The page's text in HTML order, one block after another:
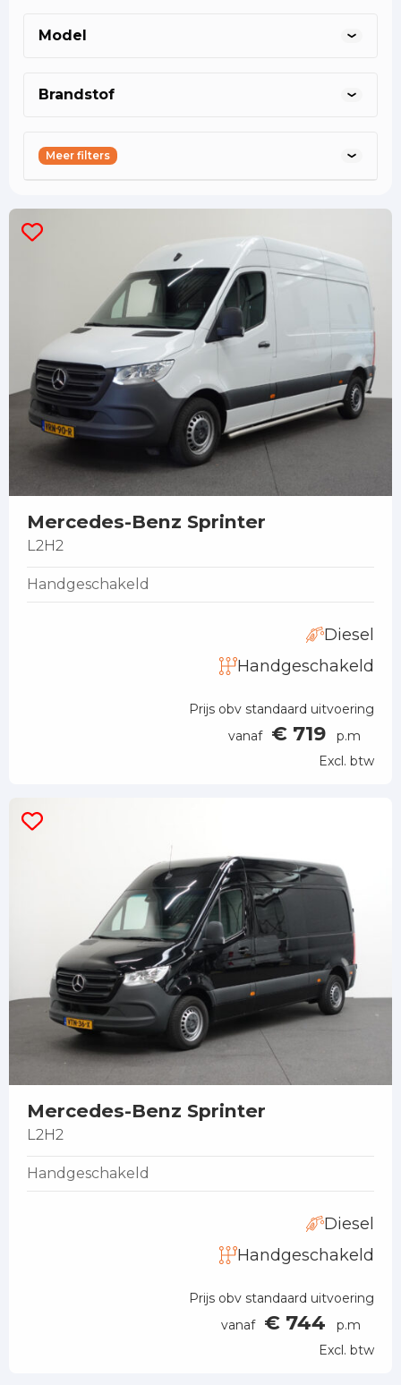
klaar om samen met jou na te denken
Model
Brandstof
Meer filters
Mercedes-Benz Sprinter
L2H2
Handgeschakeld
Diesel
Handgeschakeld
Prijs obv standaard uitvoering
vanaf € 719
p.m
Excl. btw
Mercedes-Benz Sprinter
L2H2
Handgeschakeld
Diesel
Handgeschakeld
Prijs obv standaard uitvoering
vanaf € 744
p.m
Excl. btw